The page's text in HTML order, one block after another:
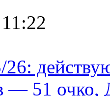
51 очко,